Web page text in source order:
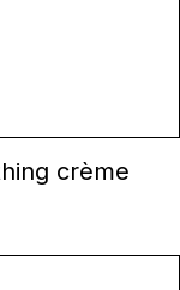
crème